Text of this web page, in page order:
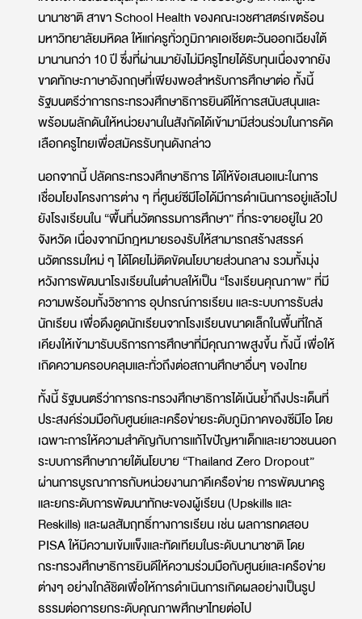
นานาชาติ สาขา School Health ของคณะเวชศาสตร์เขตร้อน
มหาวิทยาลัยมหิดล ให้แก่ครูทั่วภูมิภาคเอเชียตะวันออกเฉียงใต้
มานานกว่า 10 ปี ซึ่งที่ผ่านมายังไม่มีครูไทยได้รับทุนเนื่องจากยัง
ขาดทักษะภาษาอังกฤษที่เพียงพอสำหรับการศึกษาต่อ ทั้งนี้
รัฐมนตรีว่าการกระทรวงศึกษาธิการยินดีให้การสนับสนุนและ
พร้อมผลักดันให้หน่วยงานในสังกัดได้เข้ามามีส่วนร่วมในการคัด
เลือกครูไทยเพื่อสมัครรับทุนดังกล่าว
นอกจากนี้ ปลัดกระทรวงศึกษาธิการ ได้ให้ข้อเสนอแนะในการ
เชื่อมโยงโครงการต่าง ๆ ที่ศูนย์ซีมีโอได้มีการดำเนินการอยู่แล้วไป
ยังโรงเรียนใน “พื้นที่นวัตกรรมการศึกษา” ที่กระจายอยู่ใน 20
จังหวัด เนื่องจากมีกฎหมายรองรับให้สามารถสร้างสรรค์
นวัตกรรมใหม่ ๆ ได้โดยไม่ติดขัดนโยบายส่วนกลาง รวมทั้งมุ่ง
หวังการพัฒนาโรงเรียนในตำบลให้เป็น “โรงเรียนคุณภาพ” ที่มี
ความพร้อมทั้งวิชาการ อุปกรณ์การเรียน และระบบการรับส่ง
นักเรียน เพื่อดึงดูดนักเรียนจากโรงเรียนขนาดเล็กในพื้นที่ใกล้
เคียงให้เข้ามารับบริการการศึกษาที่มีคุณภาพสูงขึ้น ทั้งนี้ เพื่อให้
เกิดความครอบคลุมและทั่วถึงต่อสถานศึกษาอื่นๆ ของไทย
ทั้งนี้ รัฐมนตรีว่าการกระทรวงศึกษาธิการได้เน้นย้ำถึงประเด็นที่
ประสงค์ร่วมมือกับศูนย์และเครือข่ายระดับภูมิภาคของซีมีโอ โดย
เฉพาะการให้ความสำคัญกับการแก้ไขปัญหาเด็กและเยาวชนนอก
ระบบการศึกษาภายใต้นโยบาย “Thailand Zero Dropout”
ผ่านการบูรณาการกับหน่วยงานภาคีเครือข่าย การพัฒนาครู
และยกระดับการพัฒนาทักษะของผู้เรียน (Upskills และ
Reskills) และผลสัมฤทธิ์ทางการเรียน เช่น ผลการทดสอบ
PISA ให้มีความเข้มแข็งและทัดเทียมในระดับนานาชาติ โดย
กระทรวงศึกษาธิการยินดีให้ความร่วมมือกับศูนย์และเครือข่าย
ต่างๆ อย่างใกล้ชิดเพื่อให้การดำเนินการเกิดผลอย่างเป็นรูป
ธรรมต่อการยกระดับคุณภาพศึกษาไทยต่อไป